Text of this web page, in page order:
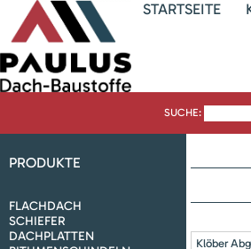
STARTSEITE
SUCHE:
PRODUKTE
FLACHDACH
SCHIEFER
DACHPLATTEN
Klöber